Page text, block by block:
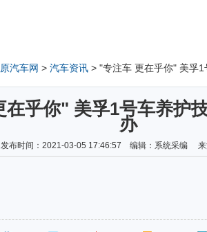
汽车网 > 汽车资讯 > "专注车 更在乎你" 美孚
在乎你" 美孚1号车养护
办
发布时间：2021-03-05 17:46:57 编辑：系统采编